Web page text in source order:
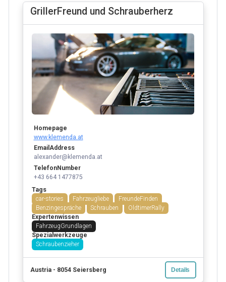
GrillerFreund und Schrauberherz
Homepage
www.klemenda.at
EmailAddress
alexander@klemenda.at
TelefonNumber
+43 664 1477875
Tags
car-stories
Fahrzeugliebe
FreundeFinden
Benzingespräche
Schrauben
OldtimerRally
Expertenwissen
FahrzeugGrundlagen
Spezialwerkzeuge
Schraubenzieher
Austria - 8054 Seiersberg Details